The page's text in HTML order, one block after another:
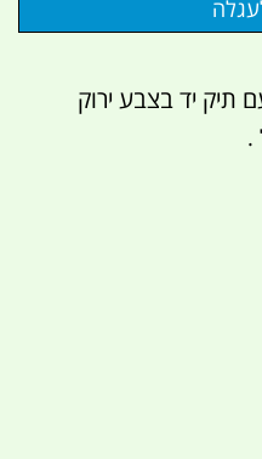
תיק יד בצבע ירוק
.